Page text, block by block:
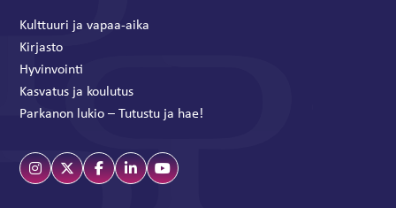
Kulttuuri ja vapaa-aika
Kirjasto
Hyvinvointi
Kasvatus ja koulutus
Parkanon lukio – Tutustu ja hae!